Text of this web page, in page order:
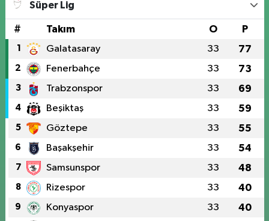
Süper Lig
# Takım O P
1 Galatasaray 33 77
2 Fenerbahçe 33 73
3 Trabzonspor 33 69
4 Beşiktaş 33 59
5 Göztepe 33 55
6 Başakşehir 33 54
7 Samsunspor 33 48
8 Rizespor 33 40
9 Konyaspor 33 40